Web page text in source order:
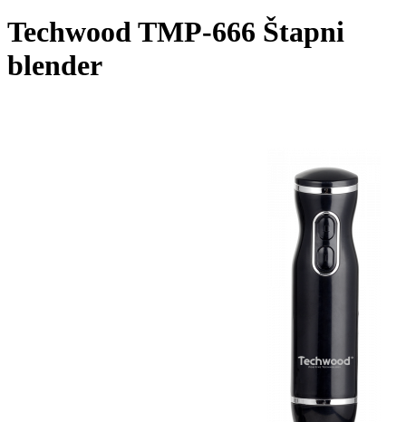
Techwood TMP-666 Štapni
blender